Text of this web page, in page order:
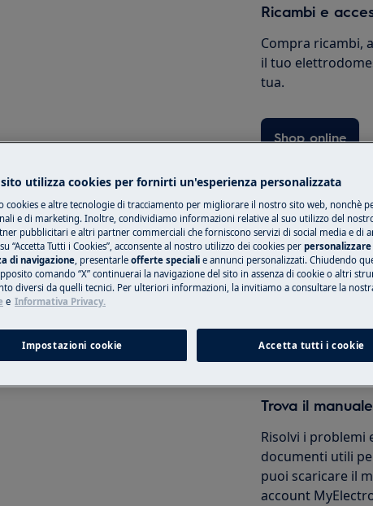
del manuale utente del
di riparazione o manutenzione.
disattivare
corrente.
Ricambi e
Compra ricambi,
il tuo
tua.
Shop online
Prenota una
Ripara il tuo
nostri centri
Trova il
Risolvi i problemi
documenti utili
puoi scaricare il
account
utilizza cookies per fornirti un'esperienza personalizzata
cookies e altre tecnologie di tracciamento per migliorare il nostro sito web, nonchè
e di marketing. Inoltre, condividiamo informazioni relative al suo utilizzo del
pubblicitari e altri partner commerciali che forniscono servizi di social media e di
“Accetta Tutti i Cookies”, acconsente al nostro utilizzo dei cookies per personalizzare
di navigazione, presentarle offerte speciali e annunci personalizzati. Chiudendo
comando “X” continuerai la navigazione del sito in assenza di cookie o altri
diversi da quelli tecnici. Per ulteriori informazioni, la invitiamo a consultare la
e Informativa Privacy.
Impostazioni cookie Accetta tutti i cookie